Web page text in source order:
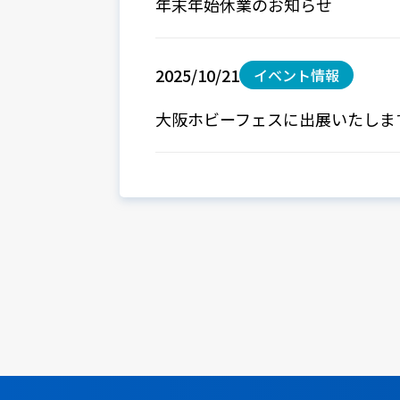
2025/10/21 イベント情報
大阪ホビーフェスに出展いたしま